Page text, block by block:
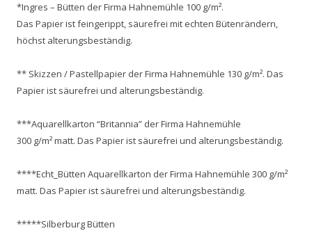
*Ingres – Bütten der Firma Hahnemühle 100 g/m².
Das Papier ist feingerippt, säurefrei mit echten Bütenrändern,
höchst alterungsbeständig.
** Skizzen / Pastellpapier der Firma Hahnemühle 130 g/m². Das
Papier ist säurefrei und alterungsbeständig.
***Aquarellkarton “Britannia” der Firma Hahnemühle
300 g/m² matt. Das Papier ist säurefrei und alterungsbeständig.
****Echt_Bütten Aquarellkarton der Firma Hahnemühle 300 g/m²
matt. Das Papier ist säurefrei und alterungsbeständig.
*****Silberburg Bütten